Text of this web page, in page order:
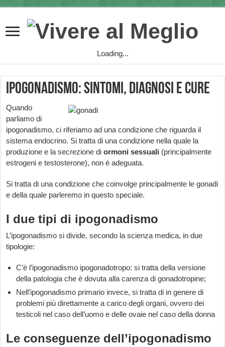
Loading...
Ipogonadismo: sintomi, diagnosi e cure
Quando
parliamo di
ipogonadismo, ci riferiamo ad una condizione che riguarda il
sistema endocrino. Si tratta di una condizione nella quale la
produzione e la secrezione di ormoni sessuali (principalmente
estrogeni e testosterone), non è adeguata.
Si tratta di una condizione che coinvolge principalmente le gonadi
e della quale parleremo in questo speciale.
I due tipi di ipogonadismo
L’ipogonadismo si divide, secondo la scienza medica, in due
tipologie:
C’è l’ipogonadismo ipogonadotropo: si tratta della versione
della patologia che è dovuta alla carenza di gonadotropine;
Nell’ipogonadismo primario invece, si tratta di in genere di
problemi più direttamente a carico degli organi, ovvero dei
testicoli nel caso dell’uomo e delle ovaie nel caso della donna
Le conseguenze dell’ipogonadismo